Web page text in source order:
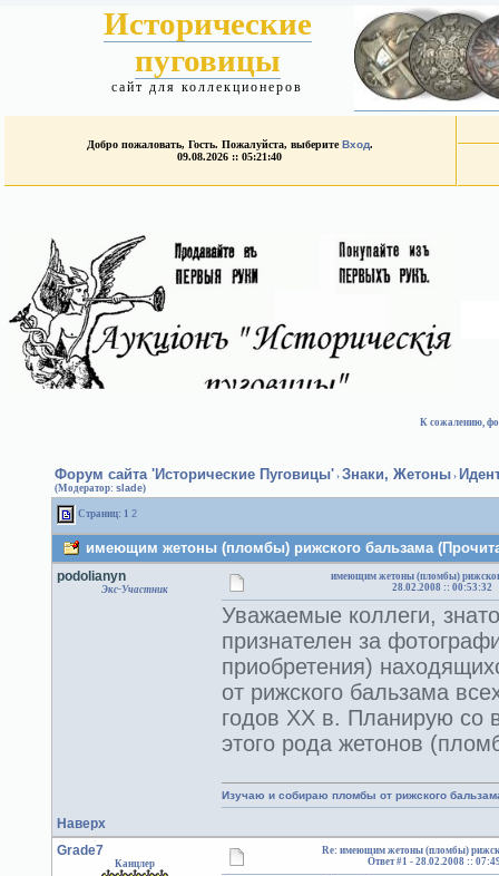
Исторические
пуговицы
сайт для коллекционеров
Добро пожаловать, Гость. Пожалуйста, выберитеВход.
09.08.2026 :: 05:21:40
К сожалению,
Форум сайта 'Исторические Пуговицы' › Знаки, Жетоны ›
(Модератор: slade)
Страниц: 1 2
имеющим жетоны (пломбы) рижского бальзама
podolianyn
Экс-Участник
имеющим жетоны (пломбы)
28.02.2008 :: 00:53:32
Уважаемые коллеги,
признателен за
приобретения)
от рижского бальзама
годов ХХ в. Планирую со
этого рода жетонов
Наверх
Изучаю и собираю пломбы от рижского
Grade7
Канцлер
Re: имеющим жетоны (пломбы)
Ответ #1 -28.02.2008 ::